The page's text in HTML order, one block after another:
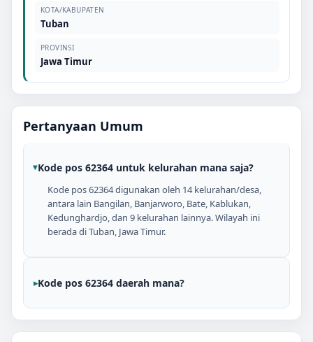
KOTA/KABUPATEN
Tuban
PROVINSI
Jawa Timur
Pertanyaan Umum
Kode pos 62364 untuk kelurahan mana saja?
Kode pos 62364 digunakan oleh 14 kelurahan/desa,
antara lain Bangilan, Banjarworo, Bate, Kablukan,
Kedunghardjo, dan 9 kelurahan lainnya. Wilayah ini
berada di Tuban, Jawa Timur.
Kode pos 62364 daerah mana?